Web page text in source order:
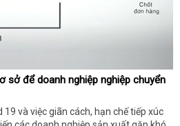
sở để doanh nghiệp nghiệp chuyển
19 và việc giãn cách, hạn chế tiếp xúc